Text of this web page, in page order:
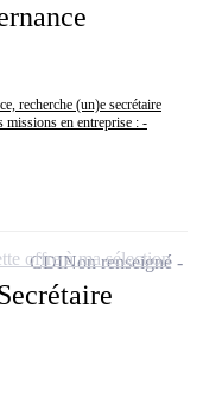
recherche (un)e secrétaire
missions en entreprise : -
CDINon renseigné
offre à ma sélection